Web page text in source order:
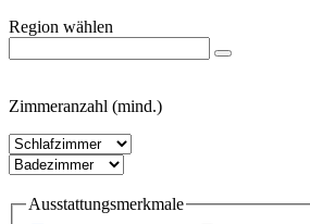
Region wählen
Zimmeranzahl (mind.)
Ausstattungsmerkmale